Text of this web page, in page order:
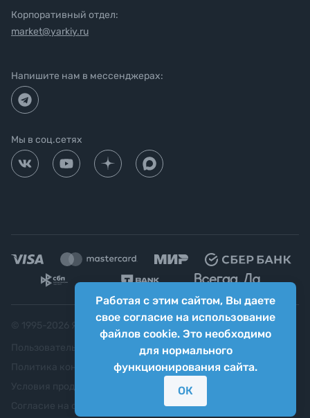
Работая с этим сайтом, Вы даете
свое согласие на использование
файлов cookie. Это необходимо
для нормального
функционирования сайта.
ОК
Корпоративный отдел:
market@yarkiy.ru
Напишите нам в мессенджерах:
Мы в соц.сетях
Яркий фотомаркет ("Яркий Мир")
Пользовательское соглашение
Политика конфиденциальности
Согласие на обработку персональных данных